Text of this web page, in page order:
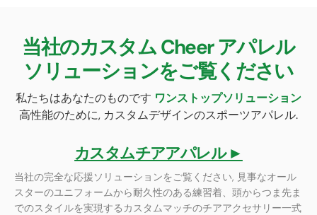
当社のカスタム Cheer アパレル
ソリューションをご覧ください
私たちはあなたのものです ワンストップソリューション
高性能のために, カスタムデザインのスポーツアパレル.
カスタムチアアパレル ►
当社の完全な応援ソリューションをご覧ください, 見事なオール
スターのユニフォームから耐久性のある練習着、頭からつま先ま
でのスタイルを実現するカスタムマッチのチアアクセサリー一式